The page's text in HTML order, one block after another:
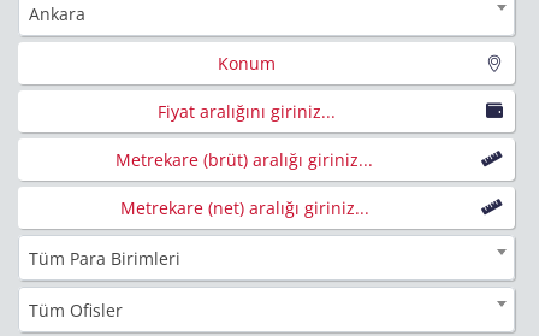
Ankara
Konum
Fiyat aralığını giriniz...
Metrekare (brüt) aralığı giriniz...
Metrekare (net) aralığı giriniz...
Tüm Para Birimleri
Tüm Ofisler